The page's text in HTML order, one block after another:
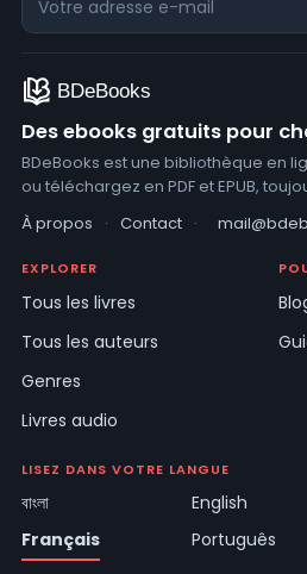
Des ebooks gratuits pour
BDeBooks est une bibliothèque en
ou téléchargez en PDF et EPUB,
À propos
· Contact ·
EXPLORER
Tous les livres
Tous les auteurs
Genres
Livres audio
LISEZ DANS VOTRE LANGUE
বাংলা English
Français
Português